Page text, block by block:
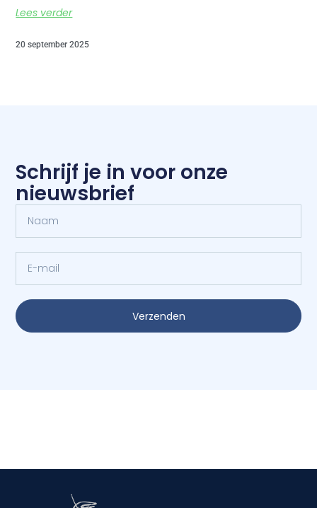
Lees verder
20 september 2025
Schrijf je in voor onze
nieuwsbrief
Verzenden